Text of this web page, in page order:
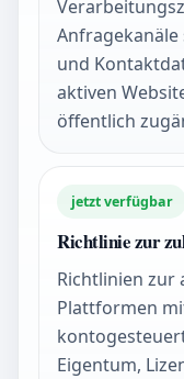
Anfragekanäle
und
aktiven
öffentlich
jetzt verfügbar
Richtlinie zur
Richtlinien zur
Plattformen
Eigentum,